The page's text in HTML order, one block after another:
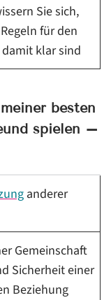
Sie sich,
für den
klar sind
besten
spielen –
anderer
Gemeinschaft
Sicherheit einer
Beziehung